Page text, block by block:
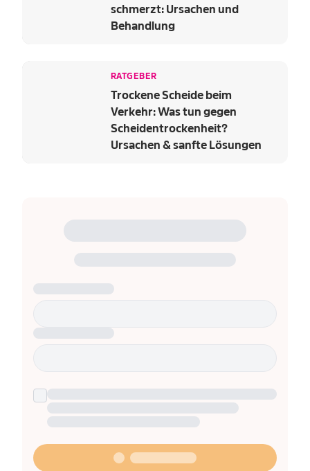
schmerzt: Ursachen und
Behandlung
RATGEBER
Trockene Scheide beim
Verkehr: Was tun gegen
Scheidentrockenheit?
Ursachen & sanfte Lösungen